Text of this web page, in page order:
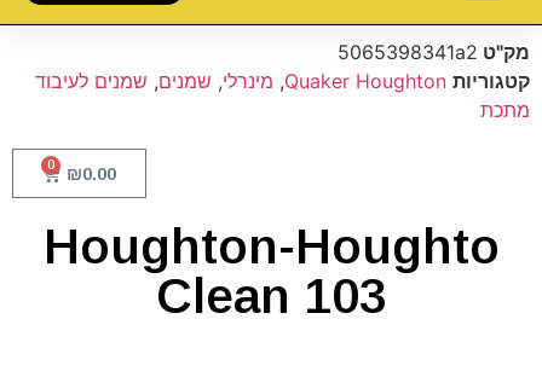
מק"ט 5065398341a2
קטגוריות Quaker Houghton
, מינרלי, שמנים, שמנים לעיבוד
מתכת
₪0.00
0
Houghton-Houghto
Clean 103